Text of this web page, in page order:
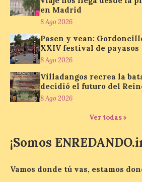
nos envía la décimo […]
Los minerales y sus usos
más comunes centran la
nueva exposición del
Museo de la Siderurgia y
la Minería de Sabero
8 Ago 2026
inaugurará el sábado
durante la ‘Feria
en Madrid
8 Ago 2026
Pasen y vean:
XXIV festival de payasos
8 Ago 2026
Villadangos recrea la
decidió el futuro del
8 Ago 2026
Ver todas »
¡Somos
Vamos donde tú vas, estamos